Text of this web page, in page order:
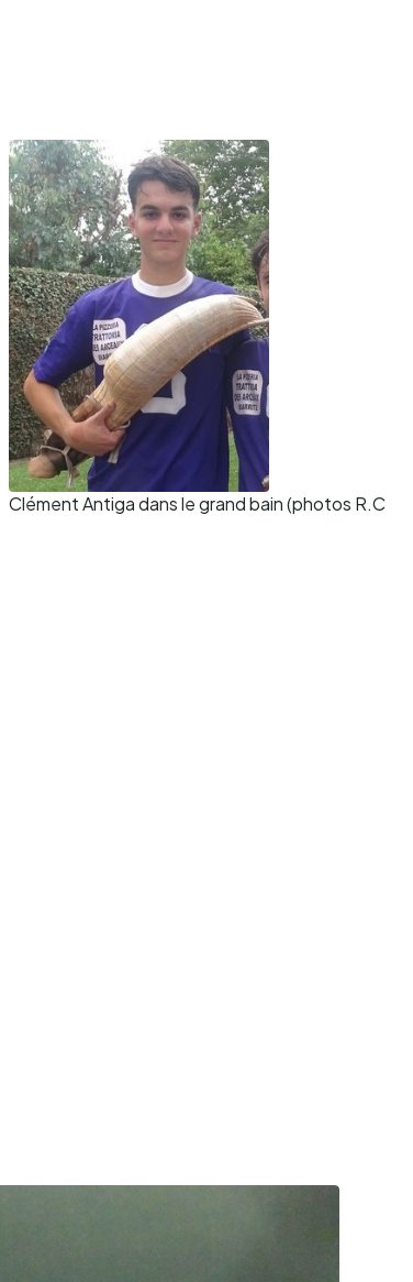
Clément Antiga dans le grand bain (photos R.C